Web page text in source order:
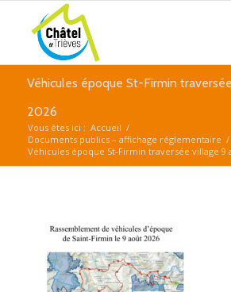
Véhicules époque St-Firmin
2026
Vous êtes ici : Accueil /
Documents publics – affichage réglementaire /
Véhicules époque St-Firmin traversée village 9